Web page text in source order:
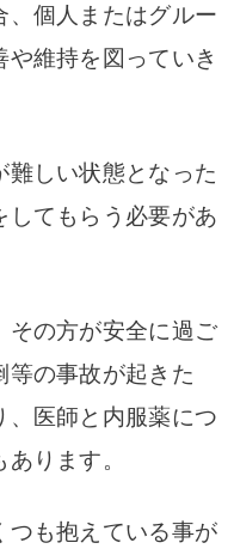
、個人またはグルー
維持を図っていき
難しい状態となった
してもらう必要があ
その方が安全に過ご
等の事故が起きた
、医師と内服薬につ
ります。
つも抱えている事が